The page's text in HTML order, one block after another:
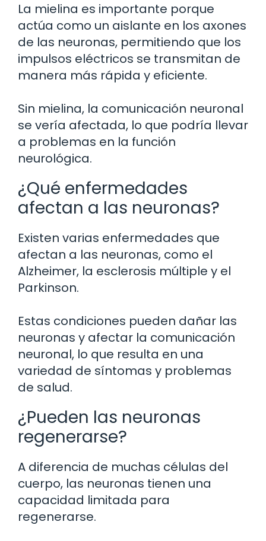
La mielina es importante porque
actúa como un aislante en los axones
de las neuronas, permitiendo que los
impulsos eléctricos se transmitan de
manera más rápida y eficiente.
Sin mielina, la comunicación neuronal
se vería afectada, lo que podría llevar
a problemas en la función
neurológica.
¿Qué enfermedades
afectan a las neuronas?
Existen varias enfermedades que
afectan a las neuronas, como el
Alzheimer, la esclerosis múltiple y el
Parkinson.
Estas condiciones pueden dañar las
neuronas y afectar la comunicación
neuronal, lo que resulta en una
variedad de síntomas y problemas
de salud.
¿Pueden las neuronas
regenerarse?
A diferencia de muchas células del
cuerpo, las neuronas tienen una
capacidad limitada para
regenerarse.